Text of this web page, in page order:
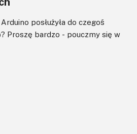
posłużyła do czegoś
Proszę bardzo - pouczmy się w